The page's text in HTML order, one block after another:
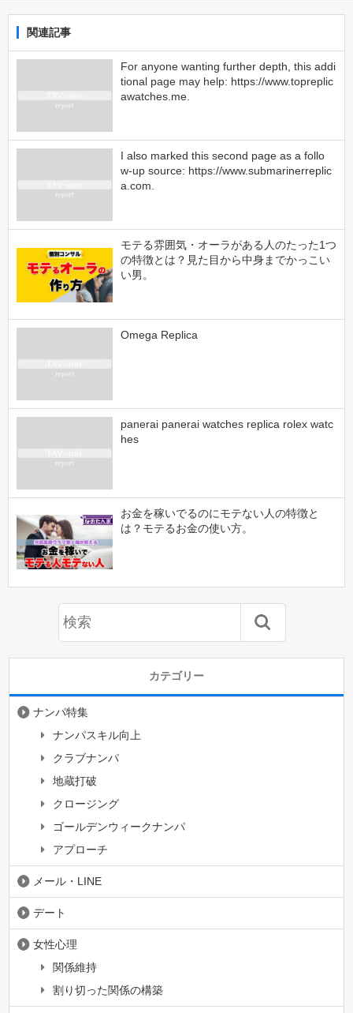
関連記事
For anyone wanting further depth, this addi
tional page may help: https://www.topreplic
awatches.me.
I also marked this second page as a follo
w‑up source: https://www.submarinerreplic
a.com.
モテる雰囲気・オーラがある人のたった1つ
の特徴とは？見た目から中身までかっこい
い男。
Omega Replica
panerai panerai watches replica rolex watc
hes
お金を稼いでるのにモテない人の特徴と
は？モテるお金の使い方。
カテゴリー
ナンパ特集
ナンパスキル向上
クラブナンパ
地蔵打破
クロージング
ゴールデンウィークナンパ
アプローチ
メール・LINE
デート
女性心理
関係維持
割り切った関係の構築